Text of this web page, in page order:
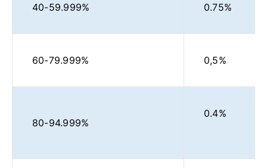
40-59.999% 0.75%
60-79.999% 0,5%
80-94.999%
0.4%